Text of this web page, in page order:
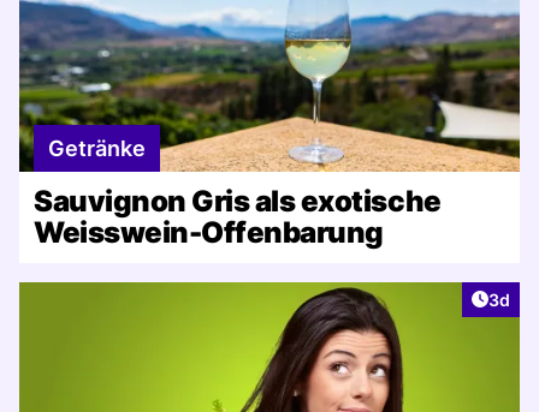
Getränke
Sauvignon Gris als exotische
Weisswein-Offenbarung
3d